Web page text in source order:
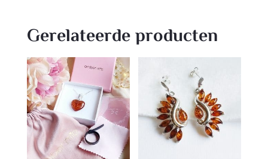
Gerelateerde producten